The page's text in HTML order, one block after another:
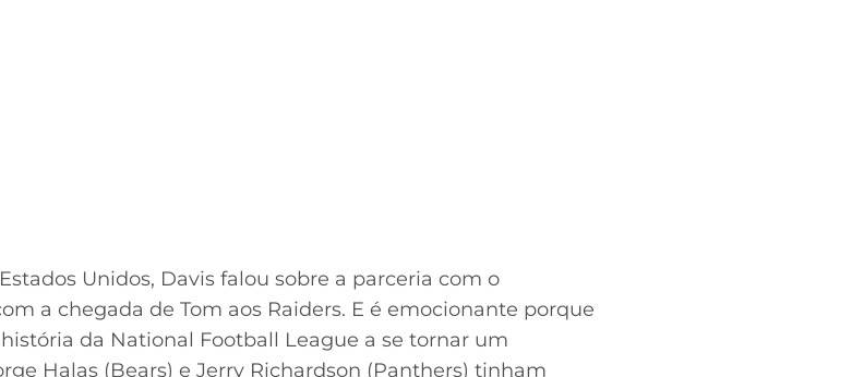
Unidos, Davis falou sobre a parceria com o
a chegada de Tom aos Raiders. E é emocionante porque
da National Football League a se tornar um
Halas (Bears) e Jerry Richardson (Panthers) tinham